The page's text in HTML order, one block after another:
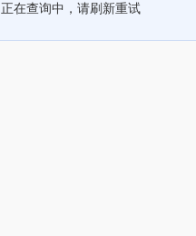
正在查询中，请刷新重试